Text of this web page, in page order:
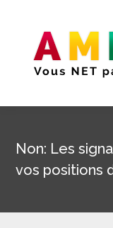
Non: Les
vos positions